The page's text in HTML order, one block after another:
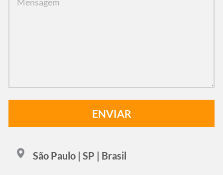
São Paulo | SP | Brasil